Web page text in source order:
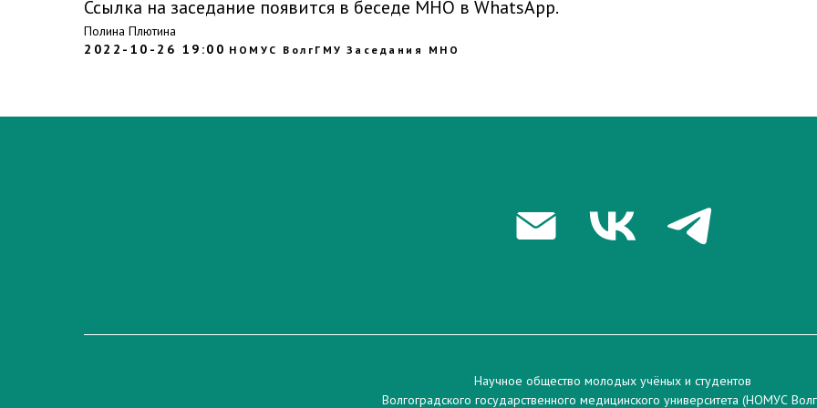
Ссылка на заседание появится в беседе МНО в WhatsApp.
Полина Плютина
2022-10-26 19:00 НОМУС ВолгГМУ Заседания МНО
Научное общество молодых учёных и студентов
Волгоградского государственного медицинского университета (НОМУС